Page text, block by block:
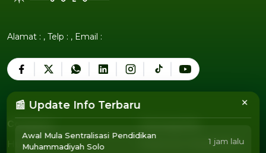
Alamat : , Telp : , Email :
Company
Humor Pedoman Media Siber
📰 Update Info Terbaru
Awal Mula Sentralisasi Pendidikan
Muhammadiyah Solo
1 jam lalu
×